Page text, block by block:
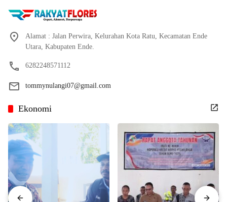
Alamat : Jalan Perwira, Kelurahan Kota Ratu, Kecamatan Ende
Utara, Kabupaten Ende.
6282248571112
tommynulangi07@gmail.com
Ekonomi